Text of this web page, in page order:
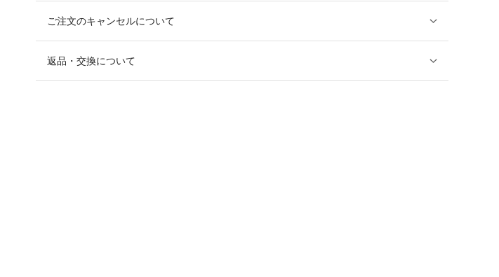
ご注文のキャンセルについて
返品・交換について